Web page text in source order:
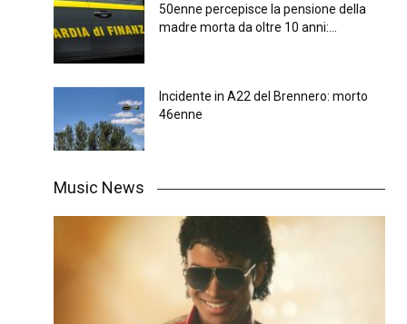
50enne percepisce la pensione della
madre morta da oltre 10 anni:...
Incidente in A22 del Brennero: morto
46enne
Music News